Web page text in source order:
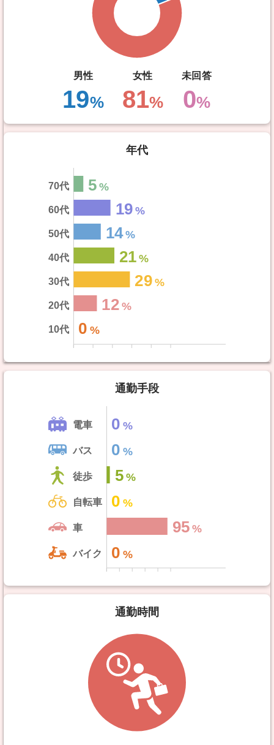
男性
19%
女性
81%
未回答
0%
年代
70代
60代
50代
40代
30代
20代
10代
5
19
14
21
29
12
0
通勤手段
電車
バス
徒歩
自転車
車
バイク
0
0
5
0
95
0
通勤時間